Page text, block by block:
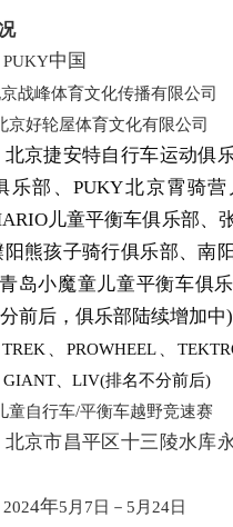
PUKY中国
战峰体育文化传播有限公司
京好轮屋体育文化有限公司
京捷安特自行车运动俱
乐部、PUKY北京霄骑
儿童平衡车俱乐部、
熊孩子骑行俱乐部、南
岛小魔童儿童平衡车俱
前后，俱乐部陆续增加中)
TREK、PROWHEEL、
GIANT、LIV(排名不分前后)
童自行车/平衡车越野竞速赛
北京市昌平区十三陵水库
2024年5 月 7日－ 5 月 24日